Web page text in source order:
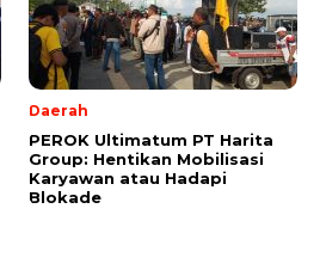
Daerah
PEROK Ultimatum PT Harita
Group: Hentikan Mobilisasi
Karyawan atau Hadapi
Blokade